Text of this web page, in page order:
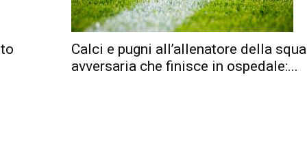
Calci e pugni all’allenatore della
avversaria che finisce in ospedale:...